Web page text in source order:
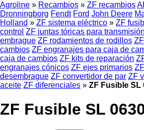
Agroline » Recambios » ZF recambios
Dronningborg Fendt Ford John Deere
Holland » ZF sistema eléctrico » ZF
control ZF juntas tóricas para transmisión
embrague ZF rodamientos de rodillos
cambios ZF engranajes para caja de
caja de cambios ZF kits de reparación
engranajes cónicos ZF ejes primarios
desembrague ZF convertidor de par ZF
aceite ZF diferenciales » ZF Fusible SL
ZF Fusible SL